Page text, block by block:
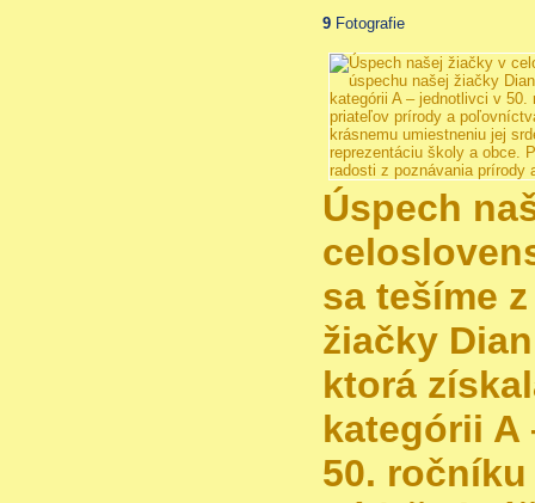
9 Fotografie
Úspech
sa tešíme
žiačky
ktorá
kategórii
50.